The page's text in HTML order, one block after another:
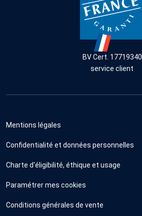
BV Cert. 17719340
service client
Mentions légales
Confidentialité et données personnelles
Charte d'éligibilité, éthique et usage
Paramétrer mes cookies
Conditions générales de vente